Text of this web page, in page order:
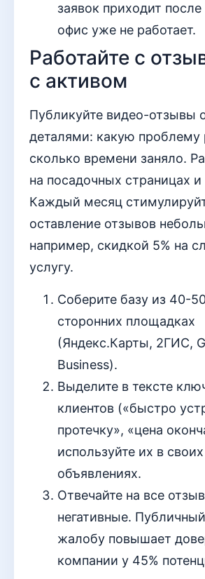
заявок приходит после
офис уже не работает.
Работайте с
с активом
Публикуйте видео-отзывы
деталями: какую проблему
сколько времени заняло.
на посадочных страницах и
Каждый месяц
оставление отзывов
например, скидкой 5% на
услугу.
Соберите базу из 40-
сторонних площадках
(Яндекс.Карты, 2ГИС,
Business).
Выделите в тексте
клиентов («быстро
протечку», «цена
используйте их в
объявлениях.
Отвечайте на все
негативные.
жалобу повышает
компании у 45%